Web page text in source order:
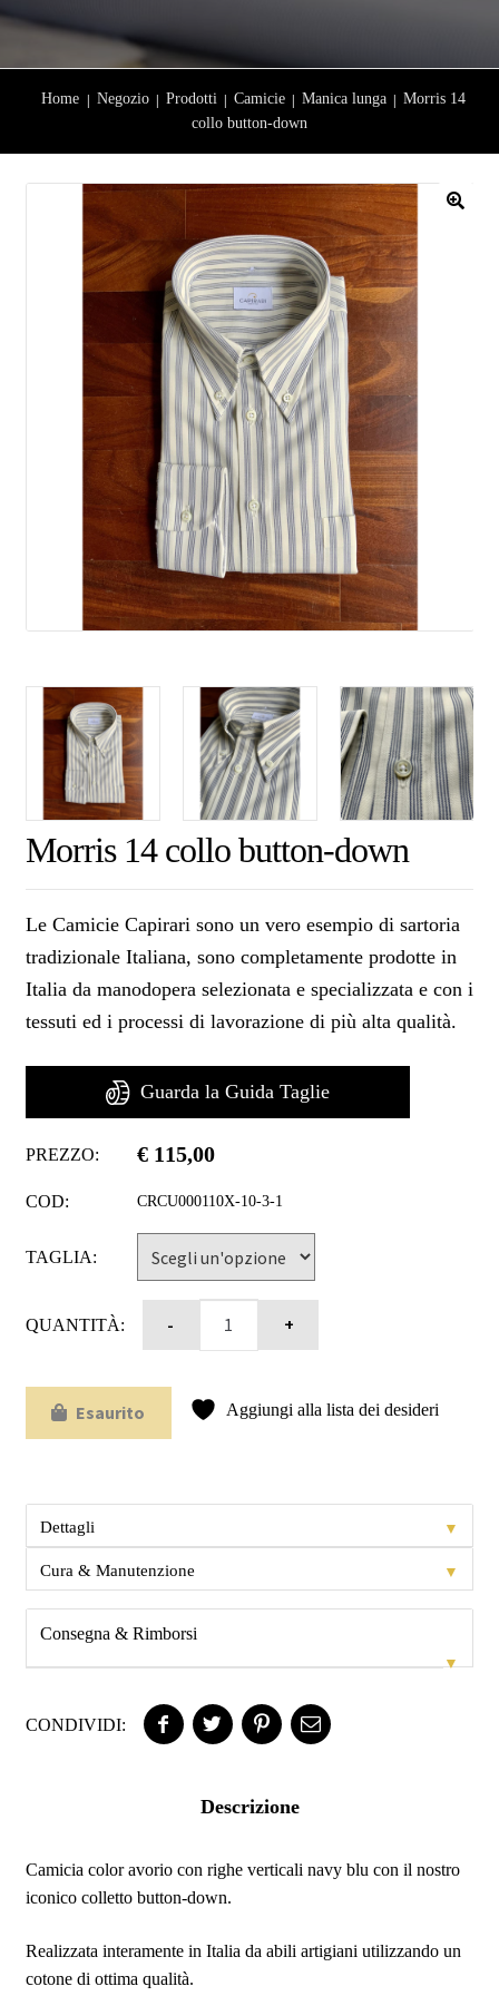
Home Negozio Prodotti Camicie Manica lunga
Morris 14
collo button-down
Morris 14 collo button-down
Le Camicie Capirari sono un vero esempio di sartoria
tradizionale Italiana, sono completamente prodotte in
Italia da manodopera selezionata e specializzata e con i
tessuti ed i processi di lavorazione di più alta qualità.
Guarda la Guida Taglie
PREZZO: €115,00
COD: CRCU000110X-10-3-1
TAGLIA:
QUANTITÀ:
Esaurito Aggiungi alla lista dei desideri
Dettagli ▼
Cura & Manutenzione ▼
Consegna & Rimborsi
▼
CONDIVIDI:
Descrizione
Camicia color avorio con righe verticali navy blu con il nostro
iconico colletto button-down.
Realizzata interamente in Italia da abili artigiani utilizzando un
cotone di ottima qualità.